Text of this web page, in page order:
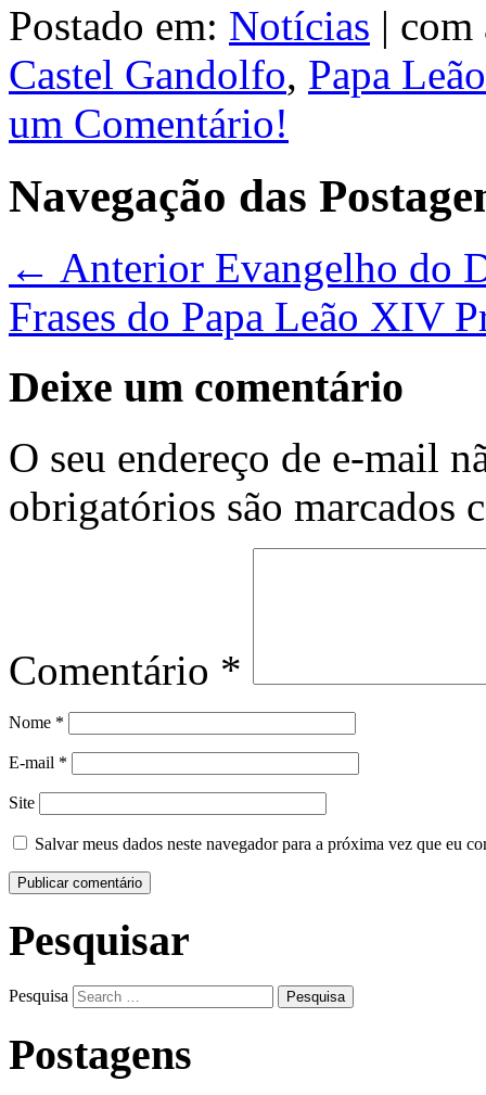
Postado em: Notícias | com
Castel Gandolfo, Papa
um Comentário!
Navegação das
← Anterior Evangelho do
Frases do Papa Leão XIV
Deixe um comentário
O seu endereço de e-mail
obrigatórios são marcados
Comentário *
Nome *
E-mail *
Site
Salvar meus dados neste navegador para a próxima vez que eu
Pesquisar
Pesquisa
Postagens